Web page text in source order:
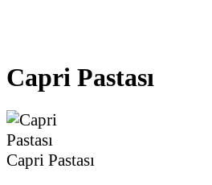
Capri Pastası
Capri Pastası